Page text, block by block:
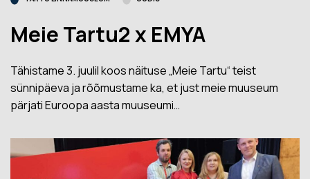
Meie Tartu2 x EMYA
Tähistame 3. juulil koos näituse „Meie Tartu“ teist
sünnipäeva ja rõõmustame ka, et just meie muuseum
pärjati Euroopa aasta muuseumi…